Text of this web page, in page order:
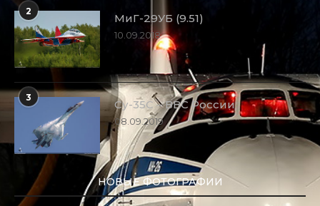
2
МиГ-29УБ (9.51)
10.09.2018
3
Су-35С – ВВС России
08.09.2019
НОВЫЕ ФОТОГРАФИИ